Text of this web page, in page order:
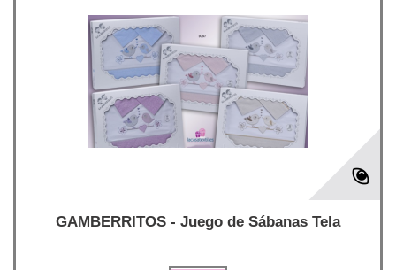
GAMBERRITOS - Juego de Sábanas Tela